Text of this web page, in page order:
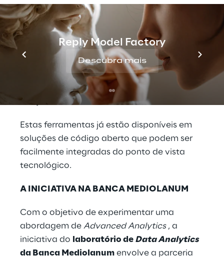
Reply Model Factory
Descubra mais
disponibilidade imediata de dados
combinada com o poder de computação
vinda
de arquiteturas escaláveis baseadas
cluster (Big Data) e, por outro lado, pela
adoção de bibliotecas e modelos
computacionais baseados emheurísticas
avançadas, baseadas no Aprendizado de
Máquinas.
Estas ferramentas já estão disponíveis em
soluções de código aberto que podem ser
facilmente integradas do ponto de vista
tecnológico.
A INICIATIVA NA BANCA MEDIOLANUM
Com o objetivo de experimentar uma
abordagem de Advanced Analytics, a
iniciativa do laboratório de Data Analytics
da Banca Mediolanum envolve a parceria